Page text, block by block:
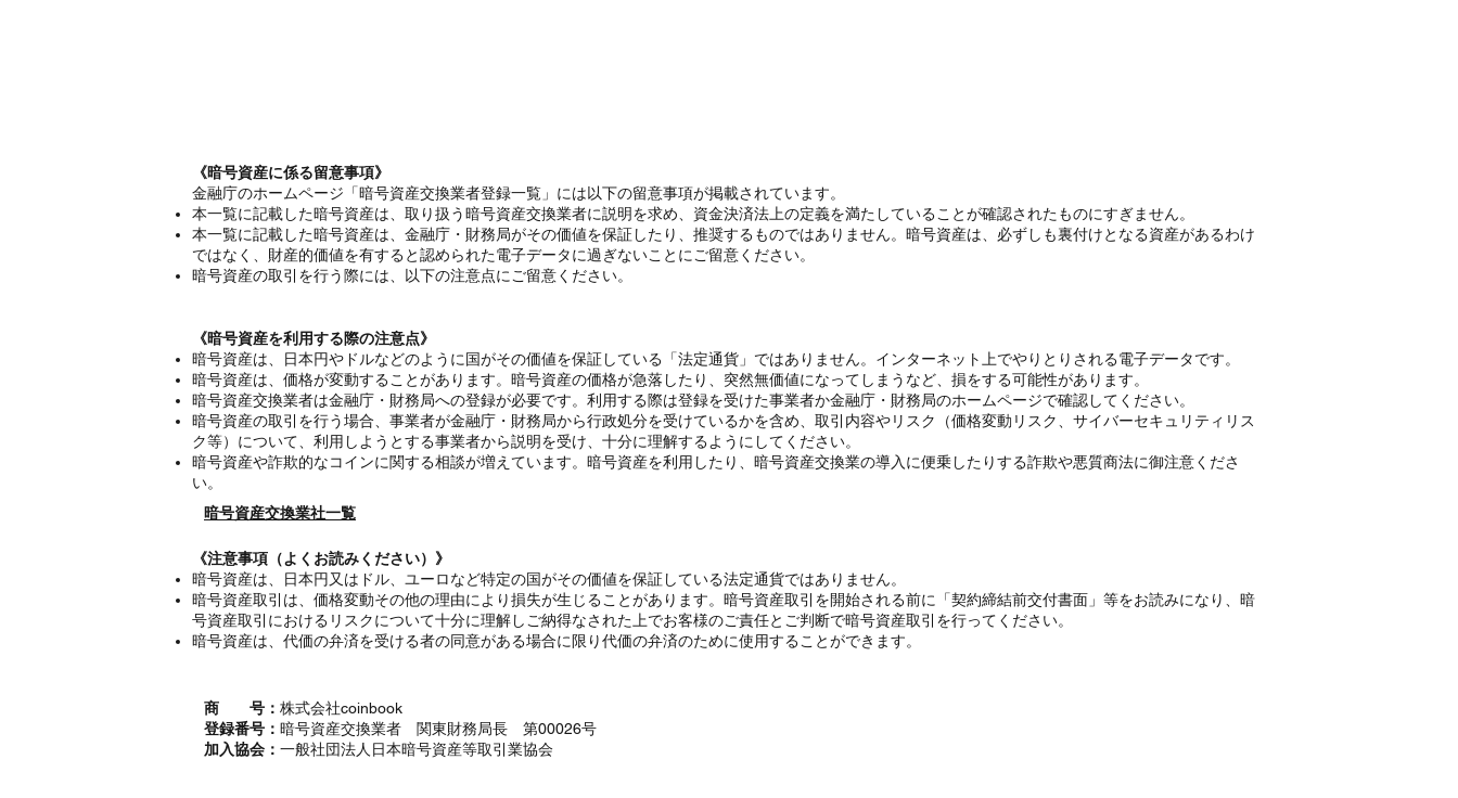
《暗号資産に係る留意事項》
金融庁のホームページ「暗号資産交換業者登録一覧」には以下の留意事項が掲載されています。
本一覧に記載した暗号資産は、取り扱う暗号資産交換業者に説明を求め、資金決済法上の定義を満たしていることが確認されたものにすぎません。
本一覧に記載した暗号資産は、金融庁・財務局がその価値を保証したり、推奨するものではありません。暗号資産は、必ずしも裏付けとなる資産があるわけ
ではなく、財産的価値を有すると認められた電子データに過ぎないことにご留意ください。
暗号資産の取引を行う際には、以下の注意点にご留意ください。
《暗号資産を利用する際の注意点》
暗号資産は、日本円やドルなどのように国がその価値を保証している「法定通貨」ではありません。インターネット上でやりとりされる電子データです。
暗号資産は、価格が変動することがあります。暗号資産の価格が急落したり、突然無価値になってしまうなど、損をする可能性があります。
暗号資産交換業者は金融庁・財務局への登録が必要です。利用する際は登録を受けた事業者か金融庁・財務局のホームページで確認してください。
暗号資産の取引を行う場合、事業者が金融庁・財務局から行政処分を受けているかを含め、取引内容やリスク（価格変動リスク、サイバーセキュリティリス
ク等）について、利用しようとする事業者から説明を受け、十分に理解するようにしてください。
暗号資産や詐欺的なコインに関する相談が増えています。暗号資産を利用したり、暗号資産交換業の導入に便乗したりする詐欺や悪質商法に御注意くださ
い。
暗号資産交換業社一覧
《注意事項（よくお読みください）》
暗号資産は、日本円又はドル、ユーロなど特定の国がその価値を保証している法定通貨ではありません。
暗号資産取引は、価格変動その他の理由により損失が生じることがあります。暗号資産取引を開始される前に「契約締結前交付書面」等をお読みになり、暗
号資産取引におけるリスクについて十分に理解しご納得なされた上でお客様のご責任とご判断で暗号資産取引を行ってください。
暗号資産は、代価の弁済を受ける者の同意がある場合に限り代価の弁済のために使用することができます。
商 号： 株式会社coinbook
登録番号： 暗号資産交換業者 関東財務局長 第00026号
加入協会： 一般社団法人日本暗号資産等取引業協会